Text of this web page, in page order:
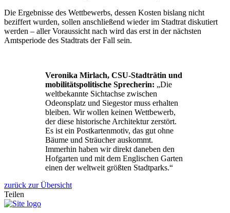
Die Ergebnisse des Wettbewerbs, dessen Kosten bislang nicht
beziffert wurden, sollen anschließend wieder im Stadtrat diskutiert
werden – aller Voraussicht nach wird das erst in der nächsten
Amtsperiode des Stadtrats der Fall sein.
Veronika Mirlach, CSU-Stadträtin und
mobilitätspolitische Sprecherin: „Die
weltbekannte Sichtachse zwischen
Odeonsplatz und Siegestor muss erhalten
bleiben. Wir wollen keinen Wettbewerb,
der diese historische Architektur zerstört.
Es ist ein Postkartenmotiv, das gut ohne
Bäume und Sträucher auskommt.
Immerhin haben wir direkt daneben den
Hofgarten und mit dem Englischen Garten
einen der weltweit größten Stadtparks.“
zurück zur Übersicht
Teilen